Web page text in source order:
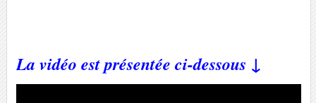
La vidéo est présentée ci-dessous ↓